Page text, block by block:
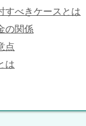
すべきケースとは
の関係
点
は